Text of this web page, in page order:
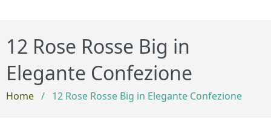
12 Rose Rosse Big in
Elegante Confezione
Home / 12 Rose Rosse Big in Elegante Confezione